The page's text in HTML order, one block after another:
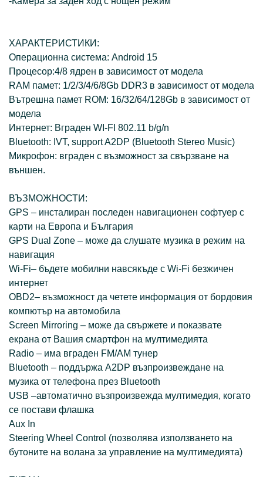
ХАРАКТЕРИСТИКИ:
Операционна система: Android 15
Процесор:4/8 ядрен в зависимост от модела
RAM памет: 1/2/3/4/6/8Gb DDR3 в зависимост от модела
Вътрешна памет ROM: 16/32/64/128Gb в зависимост от
модела
Интернет: Вграден WI-FI 802.11 b/g/n
Bluetooth: IVT, support A2DP (Bluetooth Stereo Music)
Микрофон: вграден с възможност за свързване на
външен.
ВЪЗМОЖНОСТИ:
GPS – инсталиран последен навигационен софтуер с
карти на Европа и България
GPS Dual Zone – може да слушате музика в режим на
навигация
Wi-Fi– бъдете мобилни навсякъде с Wi-Fi безжичен
интернет
OBD2– възможност да четете информация от бордовия
компютър на автомобила
Screen Mirroring – може да свържете и показвате
екрана от Вашия смартфон на мултимедията
Radio – има вграден FM/AM тунер
Bluetooth – поддържа A2DP възпроизвеждане на
музика от телефона през Bluetooth
USB –автоматично възпроизвежда мултимедия, когато
се постави флашка
Aux In
Steering Wheel Control (позволява използването на
бутоните на волана за управление на мултимедията)